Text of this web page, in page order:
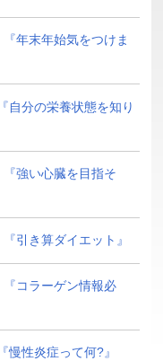
年末年始気をつけま
分の栄養状態を知り
強い心臓を目指そ
引き算ダイエット』
コラーゲン情報必
性炎症って何?』